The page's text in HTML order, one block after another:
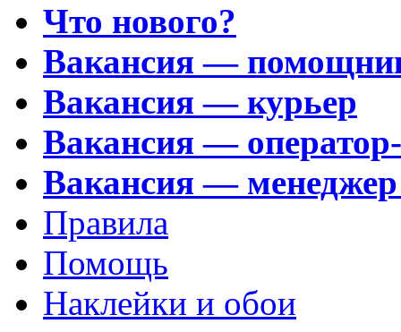
Что нового?
Вакансия —
Вакансия — курьер
Вакансия —
Вакансия —
Правила
Помощь
Наклейки и обои